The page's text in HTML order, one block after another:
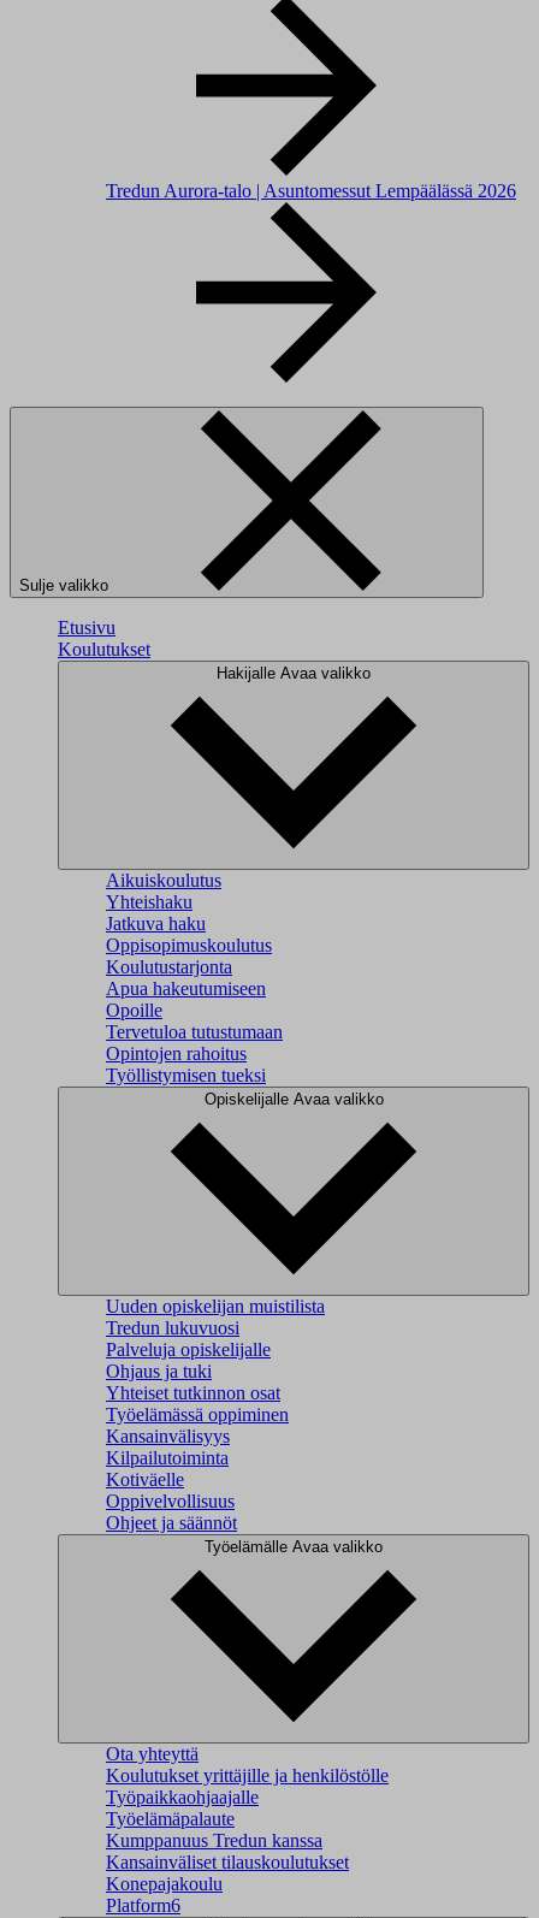
Tredun Aurora-talo | Asuntomessut Lempäälässä 2026
Sulje valikko
Etusivu
Koulutukset
Hakijalle Avaa valikko
Aikuiskoulutus
Yhteishaku
Jatkuva haku
Oppisopimuskoulutus
Koulutustarjonta
Apua hakeutumiseen
Opoille
Tervetuloa tutustumaan
Opintojen rahoitus
Työllistymisen tueksi
Opiskelijalle Avaa valikko
Uuden opiskelijan muistilista
Tredun lukuvuosi
Palveluja opiskelijalle
Ohjaus ja tuki
Yhteiset tutkinnon osat
Työelämässä oppiminen
Kansainvälisyys
Kilpailutoiminta
Kotiväelle
Oppivelvollisuus
Ohjeet ja säännöt
Työelämälle Avaa valikko
Ota yhteyttä
Koulutukset yrittäjille ja henkilöstölle
Työpaikkaohjaajalle
Työelämäpalaute
Kumppanuus Tredun kanssa
Kansainväliset tilauskoulutukset
Konepajakoulu
Platform6